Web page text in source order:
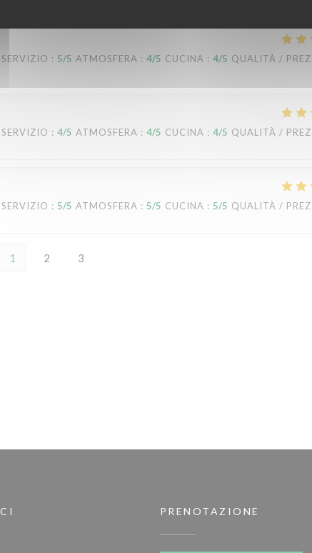
SERVIZIO : 5/5 ATMOSFERA : 4/5 CUCINA : 4/5 QUALITÀ /
SERVIZIO : 4/5 ATMOSFERA : 4/5 CUCINA : 4/5 QUALITÀ /
SERVIZIO : 5/5 ATMOSFERA : 5/5 CUCINA : 5/5 QUALITÀ /
1 2 3
PRENOTAZIONE